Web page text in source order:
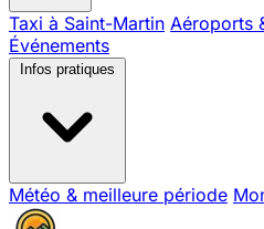
Taxi à Saint-Martin Aéroports
Événements
Infos pratiques
Météo & meilleure période